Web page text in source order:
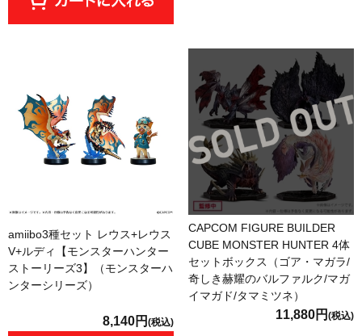
amiibo3種セット レウス+レウス
V+ルディ【モンスターハンター
ストーリーズ3】（モンスターハ
ンターシリーズ）
8,140円 (税込)
CAPCOM FIGURE BUILDER
CUBE MONSTER HUNTER 4体
セットボックス（ゴア・マガラ/
奇しき赫耀のバルファルク/マガ
イマガド/タマミツネ）
11,880円 (税込)